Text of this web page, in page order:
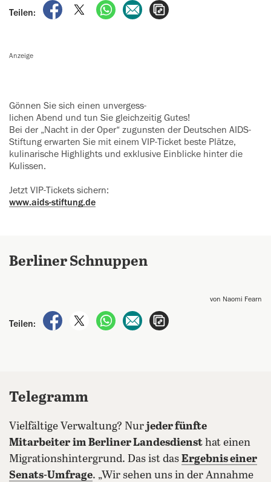
Teilen:
auf Facebook teilen
auf X teilenper WhatsApp teilen
per E-Mail teilen
Anzeige
Gönnen Sie sich einen unvergess-
­lichen Abend und tun Sie gleichzeitig Gutes!
Bei der „Nacht in der Oper“ zugunsten der Deutschen AIDS-
Stiftung erwarten Sie mit einem VIP-Ticket beste Plätze,
kulinarische Highlights und exklusive Einblicke hinter die
‍Kulissen.
Jetzt VIP-Tickets sichern:
www.aids-stiftung.de
Berliner Schnuppen
von Naomi Fearn
Teilen:
auf Facebook teilen
auf X teilenper WhatsApp teilen
per E-Mail teilen
Telegramm
Vielfältige Verwaltung? Nurjeder fünfte
Mitarbeiter im Berliner Landesdienst hat einen
Migrationshintergrund. Das ist das Ergebnis einer
Senats-Umfrage. „Wir sehen uns in der Annahme